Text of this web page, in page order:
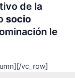
de la
socio
le
vc_row]